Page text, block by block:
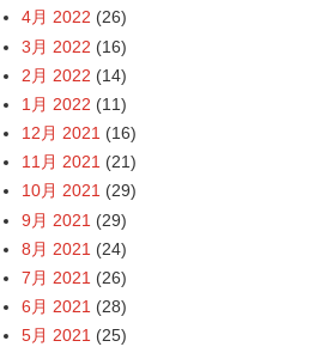
4月 2022 (26)
3月 2022 (16)
2月 2022 (14)
1月 2022 (11)
12月 2021 (16)
11月 2021 (21)
10月 2021 (29)
9月 2021 (29)
8月 2021 (24)
7月 2021 (26)
6月 2021 (28)
5月 2021 (25)